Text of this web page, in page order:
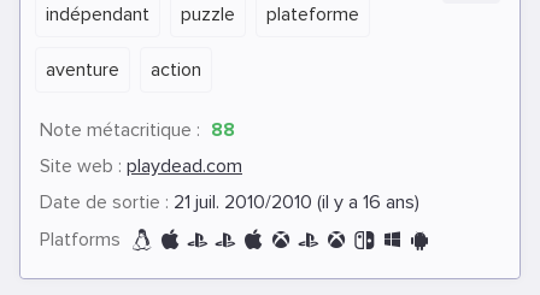
indépendant puzzle plateforme
aventure action
Note métacritique : 88
Site web : playdead.com
Date de sortie : 21 juil. 2010/2010 (il y a 16 ans)
Platforms